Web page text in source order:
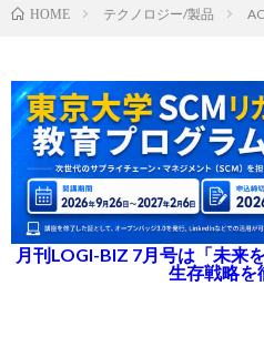
HOME テクノロジー/製品
月刊LOGI-BIZ 7月号は「未来
生存戦略を